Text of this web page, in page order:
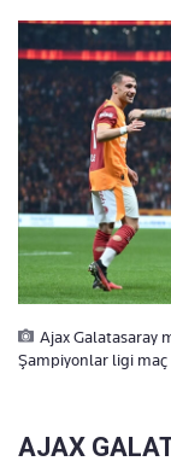
Ajax Galatasaray
Şampiyonlar ligi maç
AJAX